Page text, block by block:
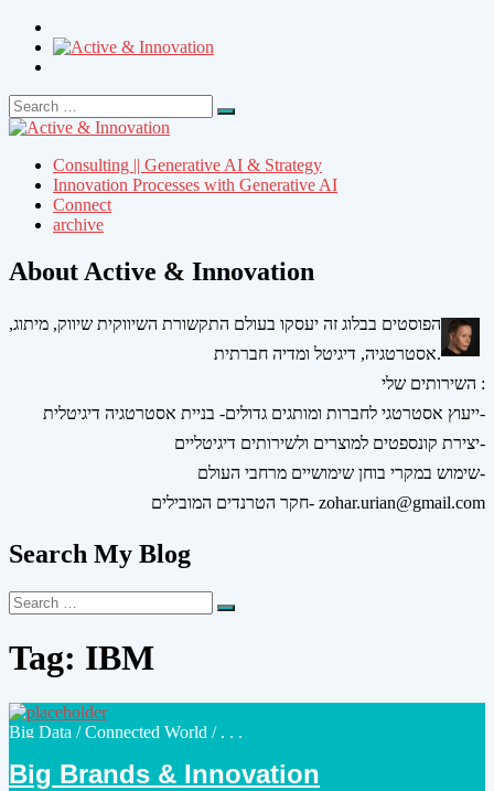
Search
for:
Search
Consulting || Generative AI & Strategy
Innovation Processes with Generative AI
Connect
archive
About Active & Innovation
הפוסטים בבלוג זה יעסקו בעולם התקשורת השיווקית שיווק, מיתוג,
אסטרטגיה, דיגיטל ומדיה חברתית.
השירותים שלי :
ייעוץ אסטרטגי לחברות ומותגים גדולים- בניית אסטרטגיה דיגיטלית-
יצירת קונספטים למוצרים ולשירותים דיגיטליים-
שימוש במקרי בוחן שימושיים מרחבי העולם-
חקר הטרנדים המובילים- zohar.urian@gmail.com
Search My Blog
Search
for:
Search
Tag: IBM
Posted
Big Data /Connected World / . . .
Big Brands & Innovation